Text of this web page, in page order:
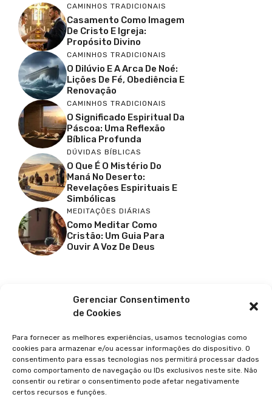
Gerenciar Consentimento
de Cookies
Para fornecer as melhores experiências, usamos tecnologias como
cookies para armazenar e/ou acessar informações do dispositivo. O
consentimento para essas tecnologias nos permitirá processar dados
como comportamento de navegação ou IDs exclusivos neste site. Não
consentir ou retirar o consentimento pode afetar negativamente
certos recursos e funções.
CAMINHOS TRADICIONAIS
Casamento Como Imagem
De Cristo E Igreja:
Propósito Divino
CAMINHOS TRADICIONAIS
O Dilúvio E A Arca De Noé:
Lições De Fé, Obediência E
Renovação
CAMINHOS TRADICIONAIS
O Significado Espiritual Da
Páscoa: Uma Reflexão
Bíblica Profunda
DÚVIDAS BÍBLICAS
O Que É O Mistério Do
Maná No Deserto:
Revelações Espirituais E
Simbólicas
MEDITAÇÕES DIÁRIAS
Como Meditar Como
Cristão: Um Guia Para
Ouvir A Voz De Deus
Facebook
Youtube
Pinterest